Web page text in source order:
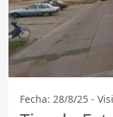
Fecha: 28/8/25 -